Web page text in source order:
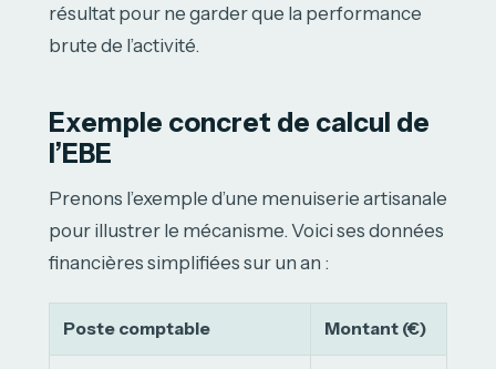
résultat pour ne garder que la performance
brute de l’activité.
Exemple concret de calcul de
l’EBE
Prenons l’exemple d’une menuiserie artisanale
pour illustrer le mécanisme. Voici ses données
financières simplifiées sur un an :
Poste comptable Montant (€)